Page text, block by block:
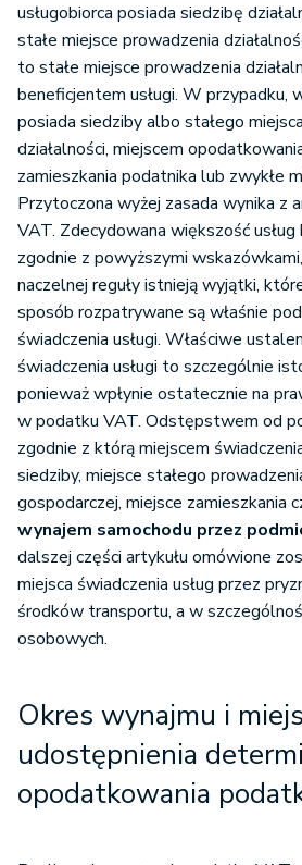
usługobiorca posiada siedzibę
stałe miejsce prowadzenia
to stałe miejsce prowadzenia
beneficjentem usługi. W przypadku,
posiada siedziby albo stałego
działalności, miejscem
zamieszkania podatnika lub zwykłe
Przytoczona wyżej zasada wynika z
VAT. Zdecydowana większość
zgodnie z powyższymi
naczelnej reguły istnieją wyjątki,
sposób rozpatrywane są właśnie
świadczenia usługi. Właściwe
świadczenia usługi to szczególnie
ponieważ wpłynie ostatecznie na
w podatku VAT. Odstępstwem od
zgodnie z którą miejscem
siedziby, miejsce stałego
gospodarczej, miejsce zamieszkania
wynajem samochodu przez
dalszej części artykułu omówione
miejsca świadczenia usług przez
środków transportu, a w
osobowych.
Okres wynajmu i
udostępnienia
opodatkowania